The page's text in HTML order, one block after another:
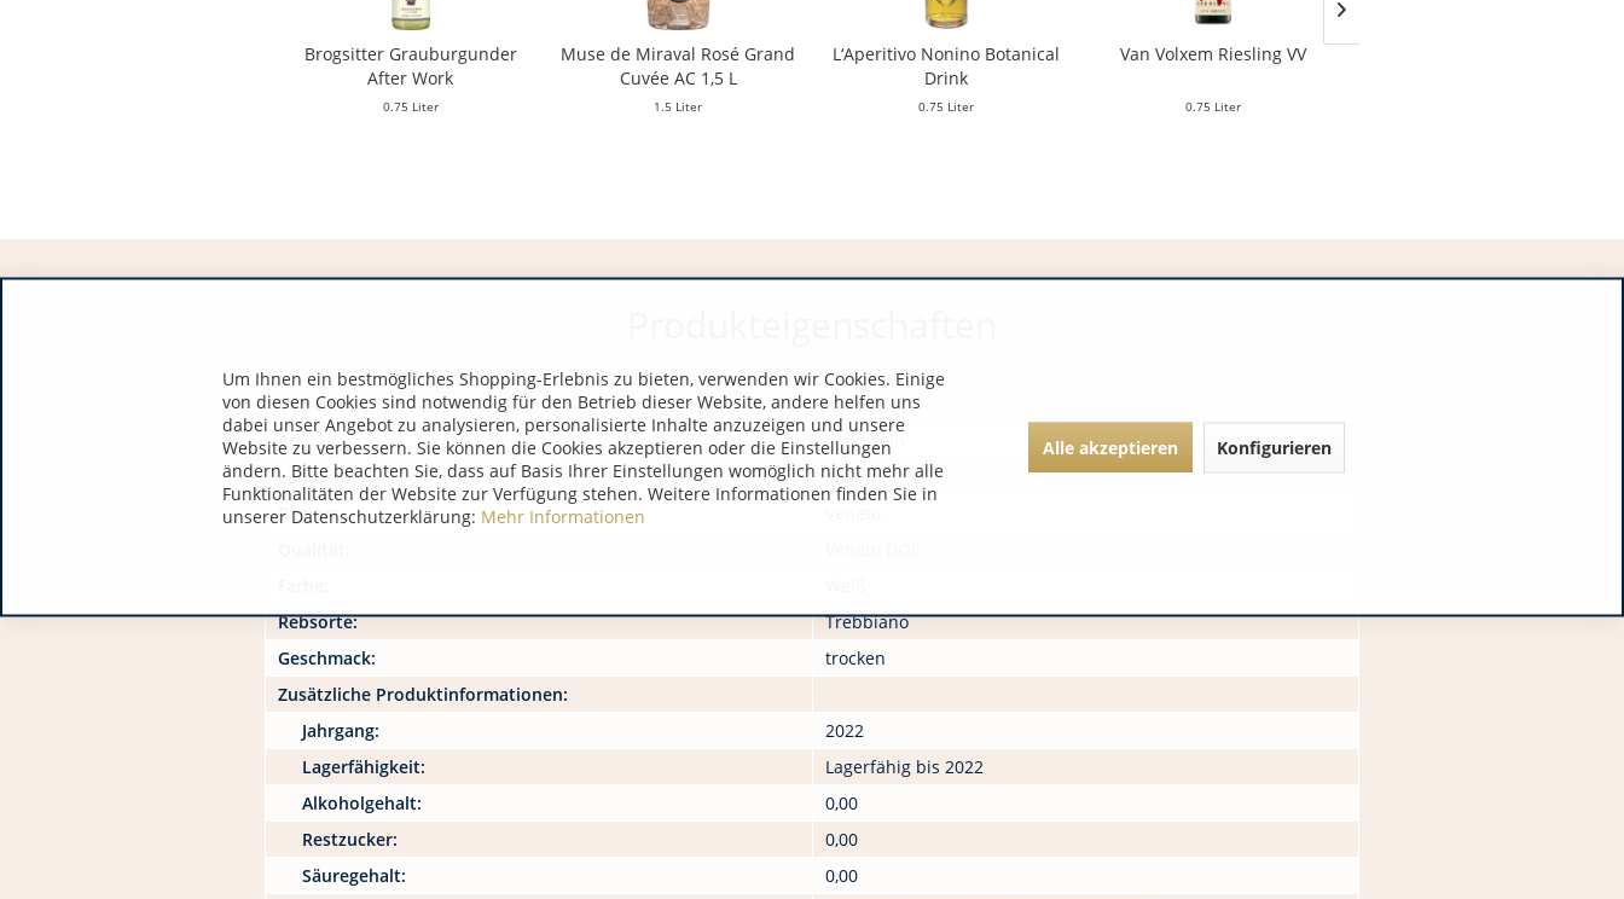
Brogsitter Grauburgunder
After Work
0.75 Liter
Muse de Miraval Rosé Grand
Cuvée AC 1,5 L
1.5 Liter
L‘Aperitivo Nonino Botanical
Drink
0.75 Liter
Van Volxem Riesling VV
0.75 Liter
Verschluss:
Korken
Art:
Weißwein
Land:
Italien
Region:
Rebsorte:
Trebbiano
Geschmack:
trocken
Zusätzliche Produktinformationen:
Jahrgang:
2022
Lagerfähigkeit:
Lagerfähig bis 2022
Alkoholgehalt:
0,00
Restzucker:
0,00
Säuregehalt:
0,00
Um Ihnen ein bestmögliches Shopping-Erlebnis zu bieten, verwenden wir Cookies. Einige
von diesen Cookies sind notwendig für den Betrieb dieser Website, andere helfen uns
dabei unser Angebot zu analysieren, personalisierte Inhalte anzuzeigen und unsere
Website zu verbessern. Sie können die Cookies akzeptieren oder die Einstellungen
ändern. Bitte beachten Sie, dass auf Basis Ihrer Einstellungen womöglich nicht mehr alle
Funktionalitäten der Website zur Verfügung stehen. Weitere Informationen finden Sie in
unserer Datenschutzerklärung: Mehr Informationen
Alle akzeptieren Konfigurieren